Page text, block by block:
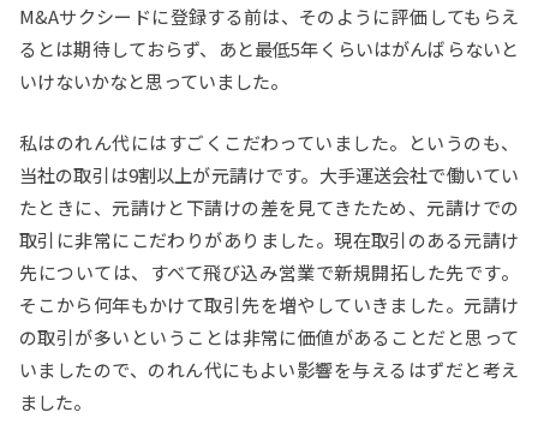
M&Aサクシードに登録する前は、そのように評価してもらえ
るとは期待しておらず、あと最低5年くらいはがんばらないと
いけないかなと思っていました。
私はのれん代にはすごくこだわっていました。というのも、
当社の取引は9割以上が元請けです。大手運送会社で働いてい
たときに、元請けと下請けの差を見てきたため、元請けでの
取引に非常にこだわりがありました。現在取引のある元請け
先については、すべて飛び込み営業で新規開拓した先です。
そこから何年もかけて取引先を増やしていきました。元請け
の取引が多いということは非常に価値があることだと思って
いましたので、のれん代にもよい影響を与えるはずだと考え
ました。